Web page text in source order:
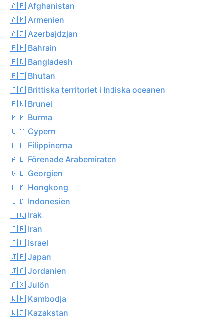
🇦🇫 Afghanistan
🇦🇲 Armenien
🇦🇿 Azerbajdzjan
🇧🇭 Bahrain
🇧🇩 Bangladesh
🇧🇹 Bhutan
🇮🇴 Brittiska territoriet i Indiska oceanen
🇧🇳 Brunei
🇲🇲 Burma
🇨🇾 Cypern
🇵🇭 Filippinerna
🇦🇪 Förenade Arabemiraten
🇬🇪 Georgien
🇭🇰 Hongkong
🇮🇩 Indonesien
🇮🇶 Irak
🇮🇷 Iran
🇮🇱 Israel
🇯🇵 Japan
🇯🇴 Jordanien
🇨🇽 Julön
🇰🇭 Kambodja
🇰🇿 Kazakstan